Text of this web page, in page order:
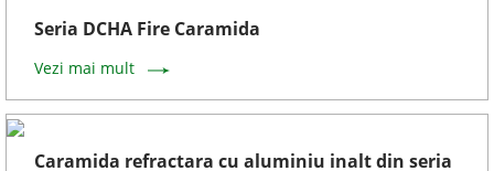
Seria DCHA Fire Caramida
Vezi mai mult
Caramida refractara cu aluminiu inalt din seria